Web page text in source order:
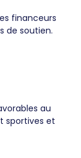
financeurs
de soutien.
au
sportives et